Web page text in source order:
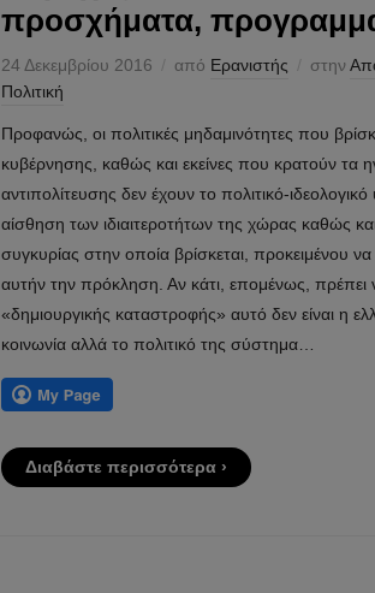
προσχήματα,
24 Δεκεμβρίου 2016 από Ερανιστής στην
Πολιτική
Προφανώς, οι πολιτικές μηδαμινότητες που
κυβέρνησης, καθώς και εκείνες που κρατούν τα
αντιπολίτευσης δεν έχουν το πολιτικό-
αίσθηση των ιδιαιτεροτήτων της χώρας καθώς
συγκυρίας στην οποία βρίσκεται, προκειμένου
αυτήν την πρόκληση. Αν κάτι, επομένως, πρέπει
«δημιουργικής καταστροφής» αυτό δεν είναι η
κοινωνία αλλά το πολιτικό της σύστημα…
Διαβάστε περισσότερα ›